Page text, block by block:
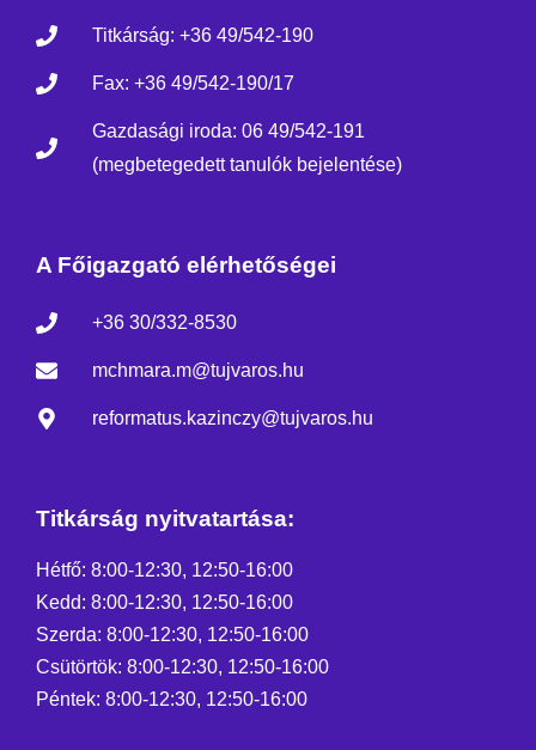
Titkárság: +36 49/542-190
Fax: +36 49/542-190/17
Gazdasági iroda: 06 49/542-191
(megbetegedett tanulók bejelentése)
A Főigazgató elérhetőségei
+36 30/332-8530
mchmara.m@tujvaros.hu
reformatus.kazinczy@tujvaros.hu
Titkárság nyitvatartása:
Hétfő: 8:00-12:30, 12:50-16:00
Kedd: 8:00-12:30, 12:50-16:00
Szerda: 8:00-12:30, 12:50-16:00
Csütörtök: 8:00-12:30, 12:50-16:00
Péntek: 8:00-12:30, 12:50-16:00